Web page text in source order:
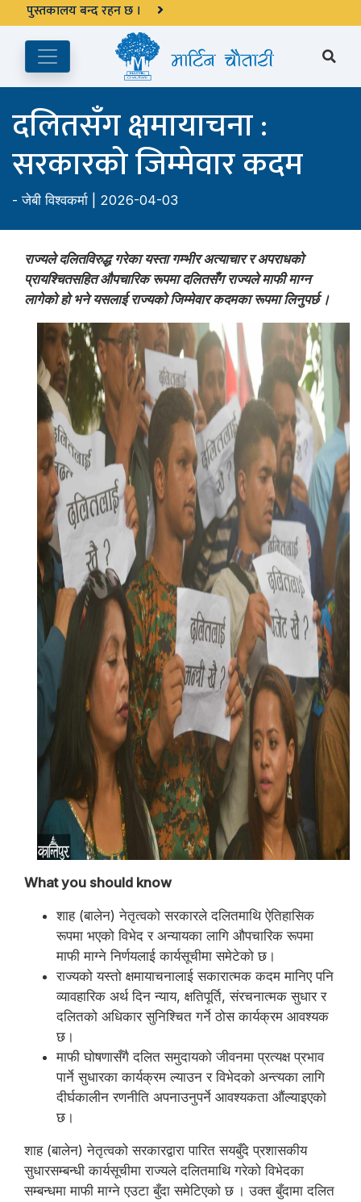
अङ्ग्रेजी महिनाको प्रत्येक दोस्रो र चौथो शुक्रबार मार्टिन चौतारी र यसको
पुस्तकालय बन्द रहने छ ।
दलितसँग क्षमायाचना :
सरकारको जिम्मेवार कदम
-जेबी विश्वकर्मा | 2026-04-03
राज्यले दलितविरुद्ध गरेका यस्ता गम्भीर अत्याचार र अपराधको
प्रायश्चितसहित औपचारिक रूपमा दलितसँग राज्यले माफी माग्न
लागेको हो भने यसलाई राज्यको जिम्मेवार कदमका रूपमा लिनुपर्छ ।
What you should know
शाह (बालेन) नेतृत्वको सरकारले दलितमाथि ऐतिहासिक
रूपमा भएको विभेद र अन्यायका लागि औपचारिक रूपमा
माफी माग्ने निर्णयलाई कार्यसूचीमा समेटेको छ।
राज्यको यस्तो क्षमायाचनालाई सकारात्मक कदम मानिए पनि
व्यावहारिक अर्थ दिन न्याय, क्षतिपूर्ति, संरचनात्मक सुधार र
दलितको अधिकार सुनिश्चित गर्ने ठोस कार्यक्रम आवश्यक
छ।
माफी घोषणासँगै दलित समुदायको जीवनमा प्रत्यक्ष प्रभाव
पार्ने सुधारका कार्यक्रम ल्याउन र विभेदको अन्त्यका लागि
दीर्घकालीन रणनीति अपनाउनुपर्ने आवश्यकता औंल्याइएको
छ।
शाह (बालेन) नेतृत्वको सरकारद्वारा पारित सयबुँदे प्रशासकीय
सुधारसम्बन्धी कार्यसूचीमा राज्यले दलितमाथि गरेको विभेदका
सम्बन्धमा माफी माग्ने एउटा बुँदा समेटिएको छ । उक्त बुँदामा दलित